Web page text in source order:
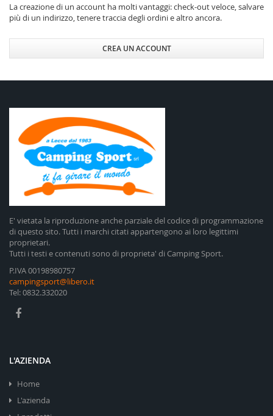
La creazione di un account ha molti vantaggi: check-out veloce, salvare
più di un indirizzo, tenere traccia degli ordini e altro ancora.
CREA UN ACCOUNT
E' vietata la riproduzione anche parziale del codice di programmazione
di questo sito. Tutti i marchi citati appartengono ai loro legittimi
proprietari.
Tutti i testi e contenuti sono di proprieta' di Camping Sport.
P.IVA 00198980757
campingsport@libero.it
Tel: 0832.332020
L'AZIENDA
Home
L'azienda